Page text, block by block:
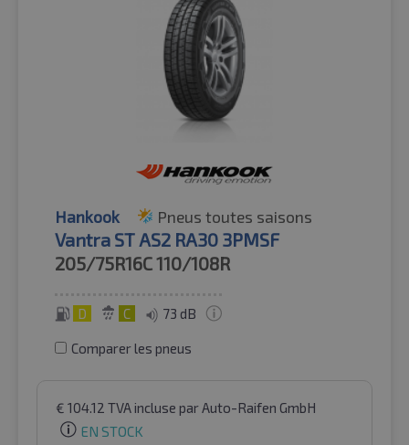
Hankook Pneus toutes saisons
Vantra ST AS2 RA30 3PMSF
205/75R16C110/108R
D C 73 dB
Comparer les pneus
€ 104.12 TVA incluse par Auto-Raifen GmbH
EN STOCK